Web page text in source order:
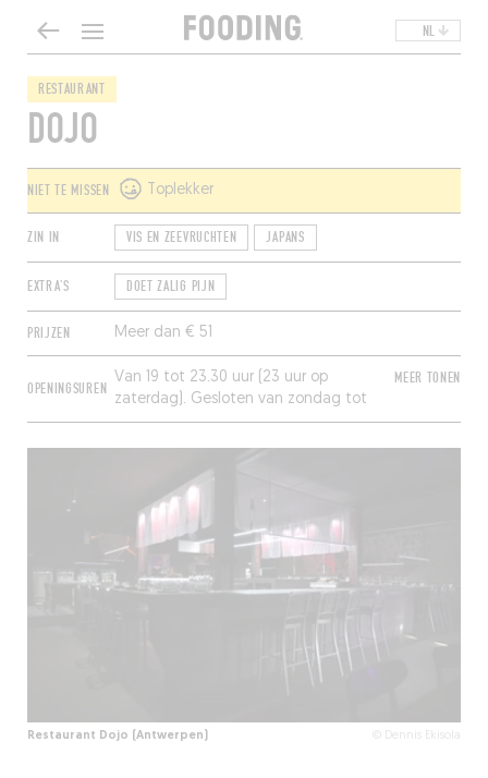
NL
RESTAURANT
DOJO
NIET TE MISSEN Toplekker
ZIN IN VIS EN ZEEVRUCHTEN JAPANS
EXTRA'S DOET ZALIG PIJN
PRIJZEN Meer dan € 51
OPENINGSUREN
Van 19 tot 23.30 uur (23 uur op
zaterdag). Gesloten van zondag tot
woensdag.
MEER TONEN
Restaurant Dojo (Antwerpen) © Dennis Ekisola